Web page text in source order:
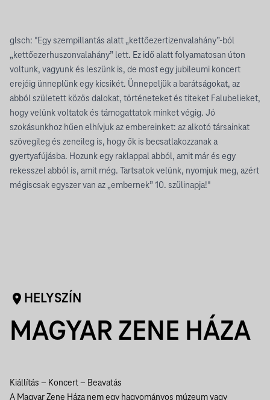
glsch: "Egy szempillantás alatt „kettőezertizenvalahány”-ból
„kettőezerhuszonvalahány” lett. Ez idő alatt folyamatosan úton
voltunk, vagyunk és leszünk is, de most egy jubileumi koncert
erejéig ünneplünk egy kicsikét. Ünnepeljük a barátságokat, az
abból született közös dalokat, történeteket és titeket Falubelieket,
hogy velünk voltatok és támogattatok minket végig. Jó
szokásunkhoz hűen elhívjuk az embereinket: az alkotó társainkat
szövegileg és zeneileg is, hogy ők is becsatlakozzanak a
gyertyafújásba. Hozunk egy raklappal abból, amit már és egy
rekesszel abból is, amit még. Tartsatok velünk, nyomjuk meg, azért
mégiscsak egyszer van az „embernek” 10. szülinapja!"
HELYSZÍN
MAGYAR ZENE HÁZA
Kiállítás – Koncert – Beavatás
A Magyar Zene Háza nem egy hagyományos múzeum vagy